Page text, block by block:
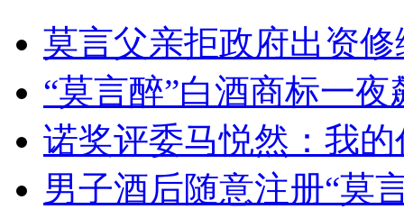
女孩北京地铁殴打老人 痛下狠手拳打脚踢
无痛分娩是否安全 医生回应
外交部：反对强权政治霸凌主义
莫言父亲拒政府出资
“莫言醉”白酒商标一夜
诺奖评委马悦然：我
男子酒后随意注册“莫